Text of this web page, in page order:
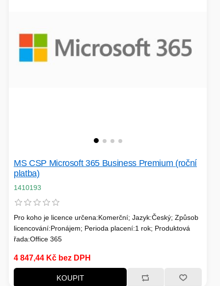
HERNÍ STOLY
NABÍJECÍ STANICE
SVÍTILNY
SWITCHE
ANTÉNY
RÁDIA - STANICE
MS CSP Microsoft 365 Business Premium (roční
platba)
1410193
Pro koho je licence určena:Komerční; Jazyk:Český; Způsob
licencování:Pronájem; Perioda placení:1 rok; Produktová
řada:Office 365
4 847,44 Kč bez DPH
KOUPIT